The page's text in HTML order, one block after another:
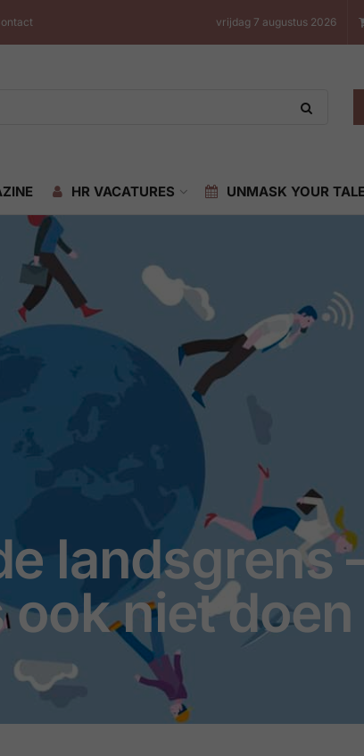
vrijdag 7 augustus 2026
HR VACATURES UNMASK YOUR
landsgrens
niet doen